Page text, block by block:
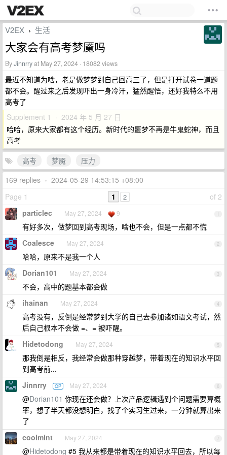
V2EX › 生活
大家会有高考梦魇吗
ByJinnrryat May 27, 2024 · 18082 views
最近不知道为啥，老是做梦梦到自己回高三了，但是打开试卷一道题
都不会。醒过来之后发现吓出一身冷汗，猛然醒悟，还好我特么不用
高考了
Supplement 1 · 2024 年 5 月 27 日
哈哈，原来大家都有这个经历。新时代的噩梦不再是牛鬼蛇神，而且
高考
高考
梦魇
压力
169 replies • 2024-05-29 14:53:15 +08:00
Page 1
of 2
1 2
1
particlec May 27, 2024 9
有好多次，做梦回到高考现场，啥也不会，但是一点都不慌
2
Coalesce May 27, 2024
哈哈，原来不是我一个人
3
Dorian101 May 27, 2024
不会，高中的题基本都会做
4
ihainan May 27, 2024
高考没有，反倒是经常梦到大学的自己去参加诸如语文考试，然
后自己根本不会做 =、= 被吓醒。
5
Hidetodong May 27, 2024
那我倒是相反，我经常会做那种穿越梦，带着现在的知识水平回
到高考前...
6
Jinnrry OP May 27, 2024
@Dorian101 你现在还会做？上次产品逻辑遇到个问题需要算概
率，想了半天都没想明白，找了个实习生过来，一分钟就算出来
了
7
coolmint May 27, 2024
@Hidetodong #5 我从来都是带着现在的知识水平回去，所以每